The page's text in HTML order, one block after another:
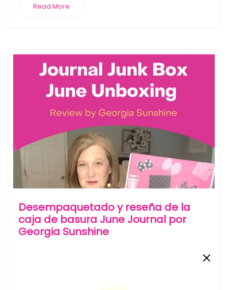
Read More
Desempaquetado y reseña de la
caja de basura June Journal por
Georgia Sunshine